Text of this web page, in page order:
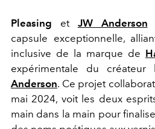
Pleasing et JW Anderson
capsule exceptionnelle,
inclusive de la marque de
expérimentale du créateur
Anderson. Ce projet
mai 2024, voit les deux
main dans la main pour